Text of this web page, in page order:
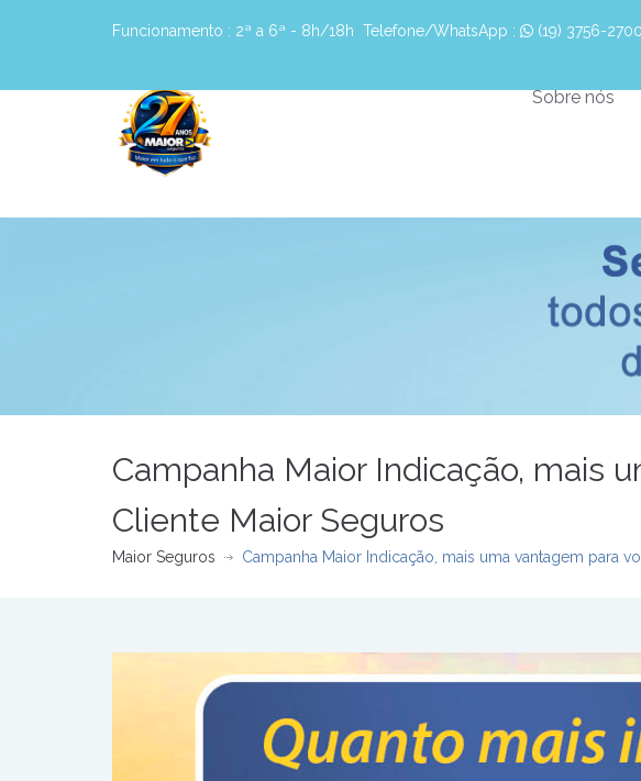
Funcionamento : 2ª a 6ª - 8h/18h Telefone/WhatsApp : (19) 3756-
Sobre nós
Campanha Maior Indicação, mais
Cliente Maior Seguros
Maior Seguros Campanha Maior Indicação, mais uma vantagem para